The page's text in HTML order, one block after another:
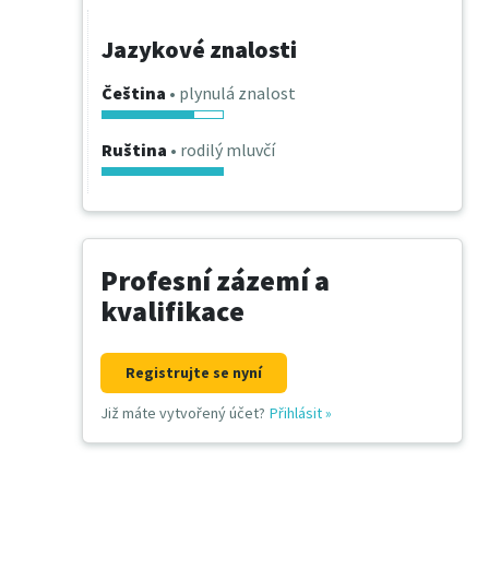
Jazykové znalosti
Čeština • plynulá znalost
Ruština • rodilý mluvčí
Profesní zázemí a
kvalifikace
Registrujte se nyní
Již máte vytvořený účet? Přihlásit»